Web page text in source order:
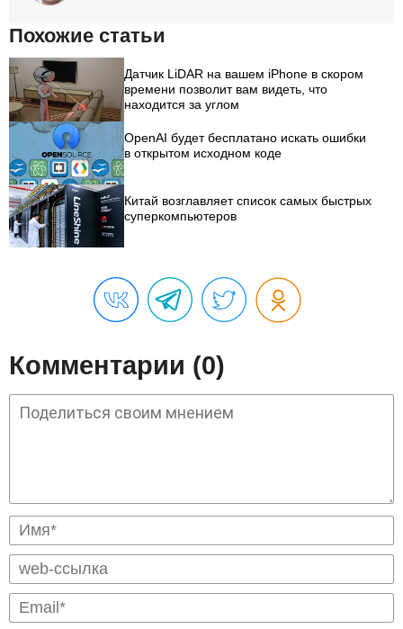
Похожие статьи
Датчик LiDAR на вашем iPhone в скором
времени позволит вам видеть, что
находится за углом
OpenAI будет бесплатано искать ошибки
в открытом исходном коде
Китай возглавляет список самых быстрых
суперкомпьютеров
Комментарии (0)